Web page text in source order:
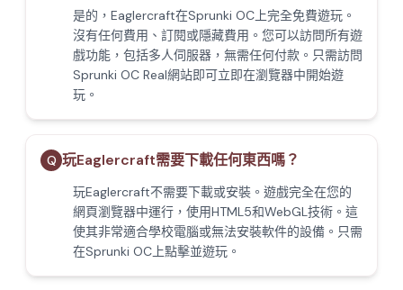
是的，Eaglercraft在Sprunki OC上完全免費遊玩。
沒有任何費用、訂閱或隱藏費用。您可以訪問所有遊
戲功能，包括多人伺服器，無需任何付款。只需訪問
Sprunki OC Real網站即可立即在瀏覽器中開始遊
玩。
Q 玩Eaglercraft需要下載任何東西嗎？
玩Eaglercraft不需要下載或安裝。遊戲完全在您的
網頁瀏覽器中運行，使用HTML5和WebGL技術。這
使其非常適合學校電腦或無法安裝軟件的設備。只需
在Sprunki OC上點擊並遊玩。